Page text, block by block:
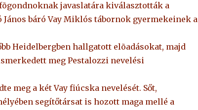
javaslatára kiválasztották a
báró Vay Miklós tábornok gyermekeinek a
Heidelbergben hallgatott elõadásokat, majd
meg Pestalozzi nevelési
meg a két Vay fiúcska nevelését. Sőt,
segítőtársat is hozott maga mellé a